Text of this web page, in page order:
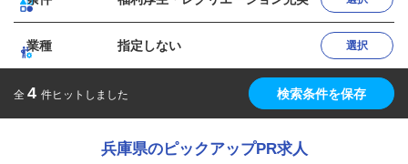
業種 指定しない 選択
全 4 件ヒットしました 検索条件を保存
兵庫県のピックアップPR求人